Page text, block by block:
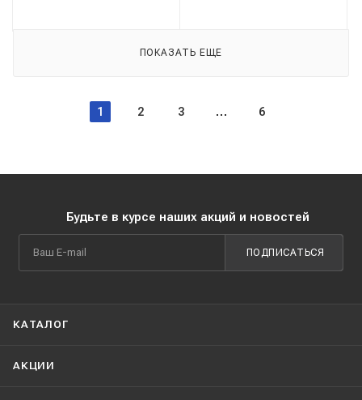
ПОКАЗАТЬ ЕЩЕ
1 2 3 6
Будьте в курсе наших акций и новостей
ПОДПИСАТЬСЯ
КАТАЛОГ
АКЦИИ